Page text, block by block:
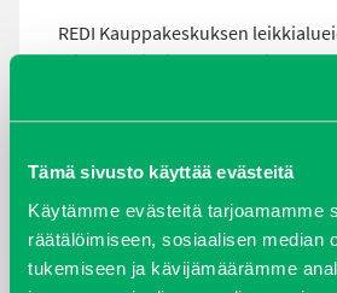
Tämä sivusto käyttää evästeitä
Käytämme evästeitä tarjoamamme
räätälöimiseen, sosiaalisen median
tukemiseen ja kävijämäärämme
REDI Kauppakeskuksen
oli, että kaikki tuotteet tuli olla
soveltuvia.
oli jo aiemmin tuonut esille, että
ankkuroinnilla, vaikkakaan valmiita
suoraan valittavia
vaan ankkurointi suunnitellaan
ei vastaavasti